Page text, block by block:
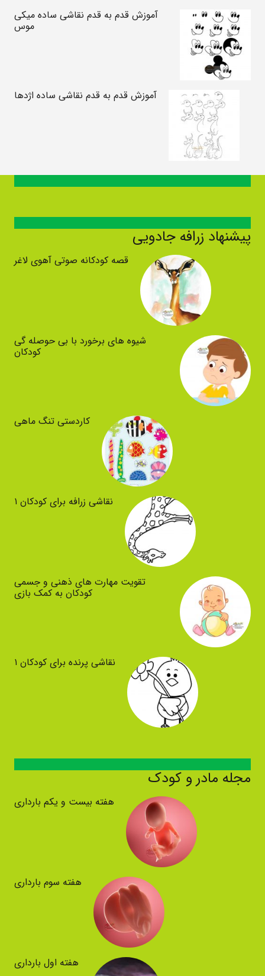
آموزش قدم به قدم نقاشی ساده میکی
موس
آموزش قدم به قدم نقاشی ساده اژدها
پیشنهاد زرافه جادویی
قصه کودکانه صوتی آهوی لاغر
شیوه های برخورد با بی حوصله گی
کودکان
کاردستی تنگ ماهی
نقاشی زرافه برای کودکان ۱
تقویت مهارت های ذهنی و جسمی
کودکان به کمک بازی
نقاشی پرنده برای کودکان ۱
مجله مادر و کودک
هفته بیست و یکم بارداری
هفته سوم بارداری
هفته اول بارداری